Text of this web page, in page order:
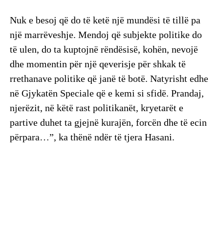
Nuk e besoj që do të ketë një mundësi të tillë pa
një marrëveshje. Mendoj që subjekte politike do
të ulen, do ta kuptojnë rëndësisë, kohën, nevojë
dhe momentin për një qeverisje për shkak të
rrethanave politike që janë të botë. Natyrisht edhe
në Gjykatën Speciale që e kemi si sfidë. Prandaj,
njerëzit, në këtë rast politikanët, kryetarët e
partive duhet ta gjejnë kurajën, forcën dhe të ecin
përpara…”, ka thënë ndër të tjera Hasani.